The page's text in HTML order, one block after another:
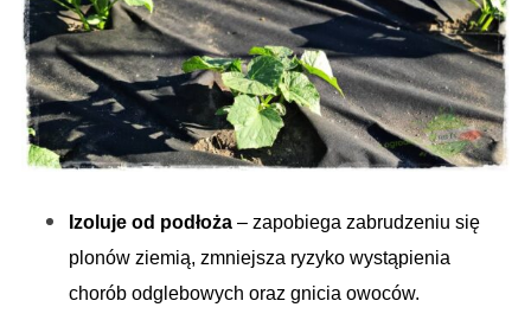
Izoluje od podłoża– zapobiega zabrudzeniu się
plonów ziemią, zmniejsza ryzyko wystąpienia
chorób odglebowych oraz gnicia owoców.